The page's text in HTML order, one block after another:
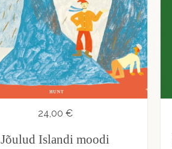
24,00 €
Jõulud Islandi moodi